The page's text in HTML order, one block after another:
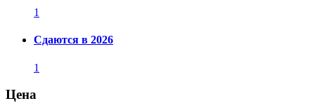
1
Сдаются в 2026
1
Цена